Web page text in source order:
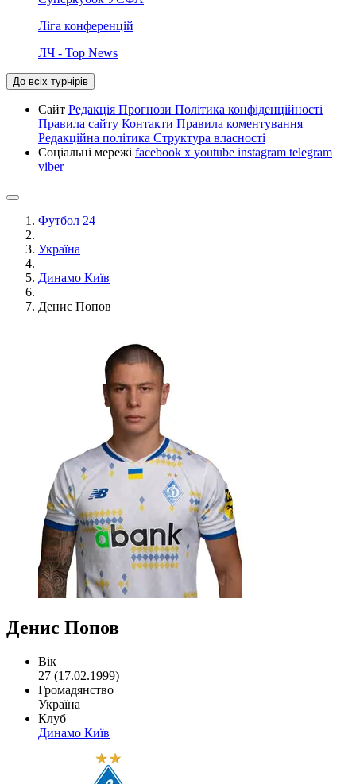
Ліга конференцій
ЛЧ - Top News
До всіх турнірів
Сайт Редакція Прогнози Політика конфіденційності
Правила сайту Контакти Правила коментування
Редакційна політика Структура власності
Соціальні мережі facebook x youtube instagram telegram
viber
Футбол 24
Україна
Динамо Київ
Денис Попов
Денис Попов
Вік
27 (17.02.1999)
Громадянство
Україна
Клуб
Динамо Київ